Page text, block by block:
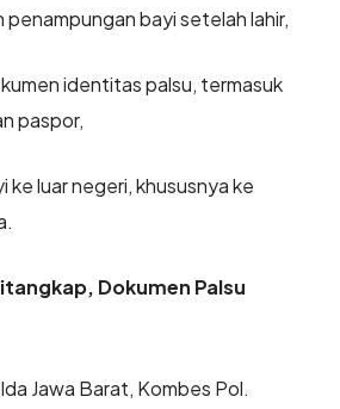
bayi setelah lahir,
identitas palsu, termasuk
paspor,
ke luar negeri, khususnya ke
Dokumen Palsu
Jawa Barat, Kombes Pol.